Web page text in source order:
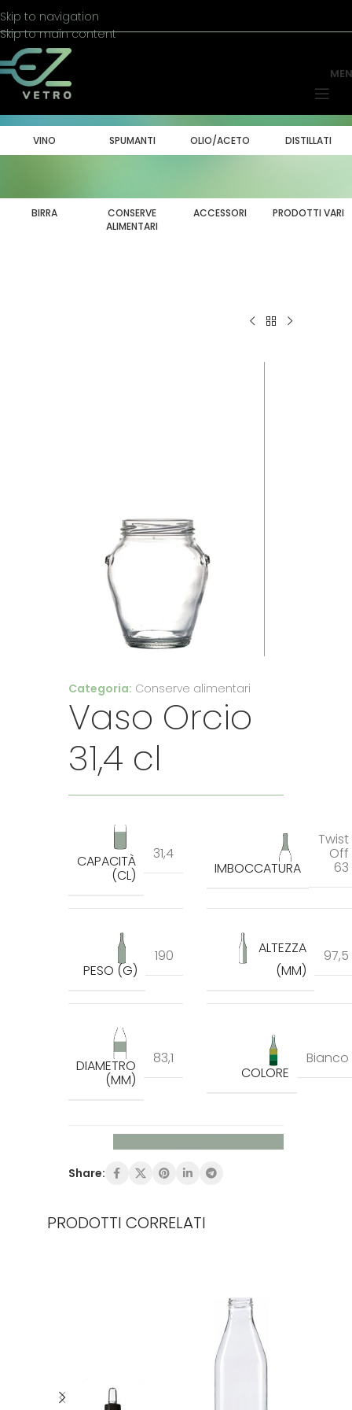
Skip to navigation
Skip to main content
VINO SPUMANTI OLIO/ACETO DISTILLATI
BIRRA
CONSERVE
ALIMENTARI
ACCESSORI PRODOTTI VARI
Categoria: Conserve alimentari
Vaso Orcio
31,4 cl
CAPACITÀ
(CL)
31,4
IMBOCCATURA
Twist
Off
63
PESO (G)
190
ALTEZZA
(MM)
97,5
DIAMETRO
(MM)
83,1
COLORE
Bianco
Share:
PRODOTTI CORRELATI